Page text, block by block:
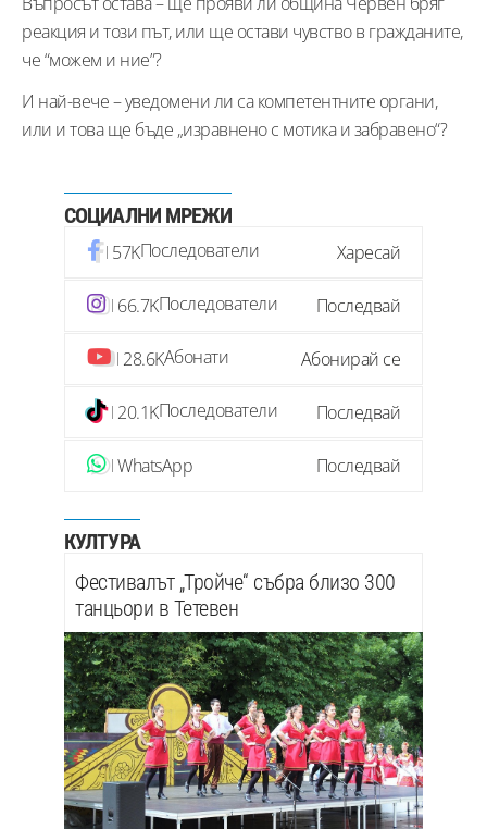
реакция и този път, или ще остави чувство в гражданите,
че “можем и ние”?
И най-вече – уведомени ли са компетентните органи,
или и това ще бъде „изравнено с мотика и забравено“?
СОЦИАЛНИ МРЕЖИ
57KПоследователи Харесай
66.7KПоследователи Последвай
28.6KАбонати Абонирай се
20.1KПоследователи Последвай
WhatsApp Последвай
КУЛТУРА
Фестивалът „Тройче“ събра близо 300
танцьори в Тетевен